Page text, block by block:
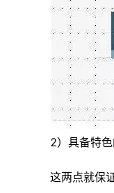
2）具备特
这两点就保